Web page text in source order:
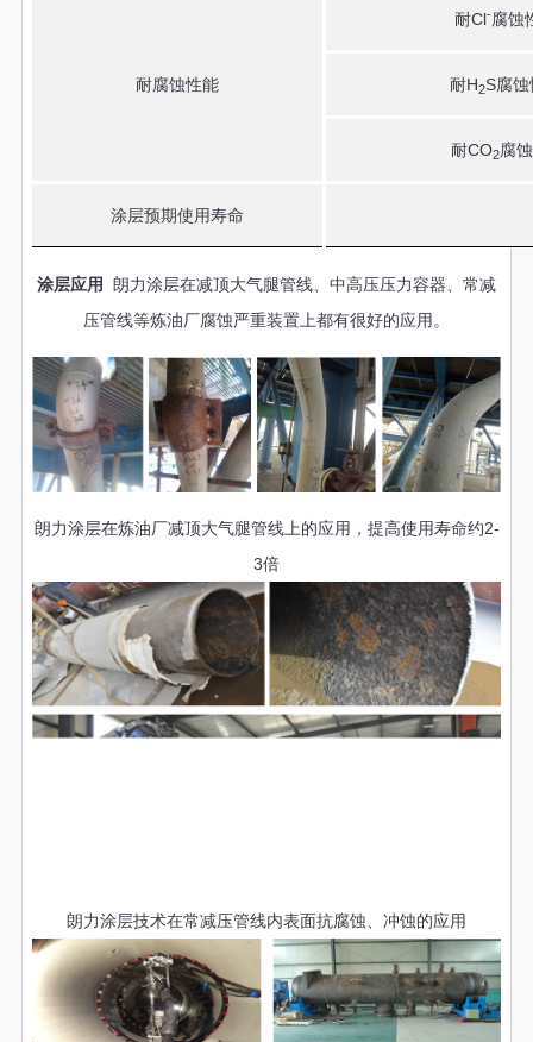
耐腐蚀性能
耐Cl-腐蚀
耐H2S腐蚀
耐CO2腐
涂层预期使用寿命
涂层应用 朗力涂层在减顶大气腿管线、中高压压力容器、常减
压管线等炼油厂腐蚀严重装置上都有很好的应用。
朗力涂层在炼油厂减顶大气腿管线上的应用，提高使用寿命约2-
3倍
朗力涂层技术在常减压管线内表面抗腐蚀、冲蚀的应用